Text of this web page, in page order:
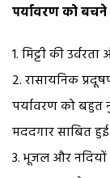
पर्यावरण को
1. मिट्टी की
2. रासायनिक
पर्यावरण को
मददगार साबित
3. भूजल और